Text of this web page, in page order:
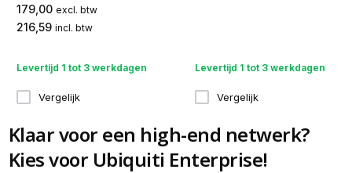
179,00 excl. btw
216,59 incl. btw
Levertijd 1 tot 3 werkdagen
Vergelijk
Levertijd 1 tot 3 werkdagen
Vergelijk
Klaar voor een high-end netwerk?
Kies voor Ubiquiti Enterprise!